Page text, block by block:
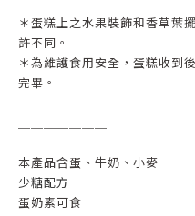
＊蛋糕上之水果裝飾和香草葉
許不同。
＊為維護食用安全，蛋糕收到
完畢。
本產品含蛋、牛奶、小麥
少糖配方
蛋奶素可食